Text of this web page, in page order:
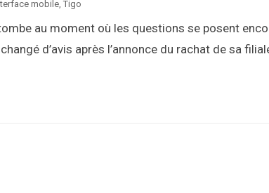
mobile, Tigo
au moment où les questions se posent
d’avis après l’annonce du rachat de sa